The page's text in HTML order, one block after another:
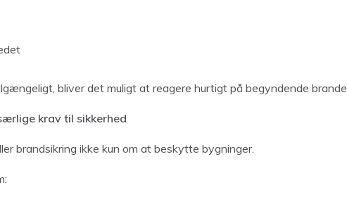
bliver det muligt at reagere hurtigt på begyndende brande.
krav til sikkerhed
brandsikring ikke kun om at beskytte bygninger.